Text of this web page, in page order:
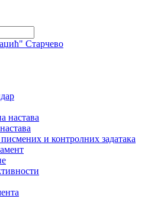
Старчево
настава
и контролних задатака